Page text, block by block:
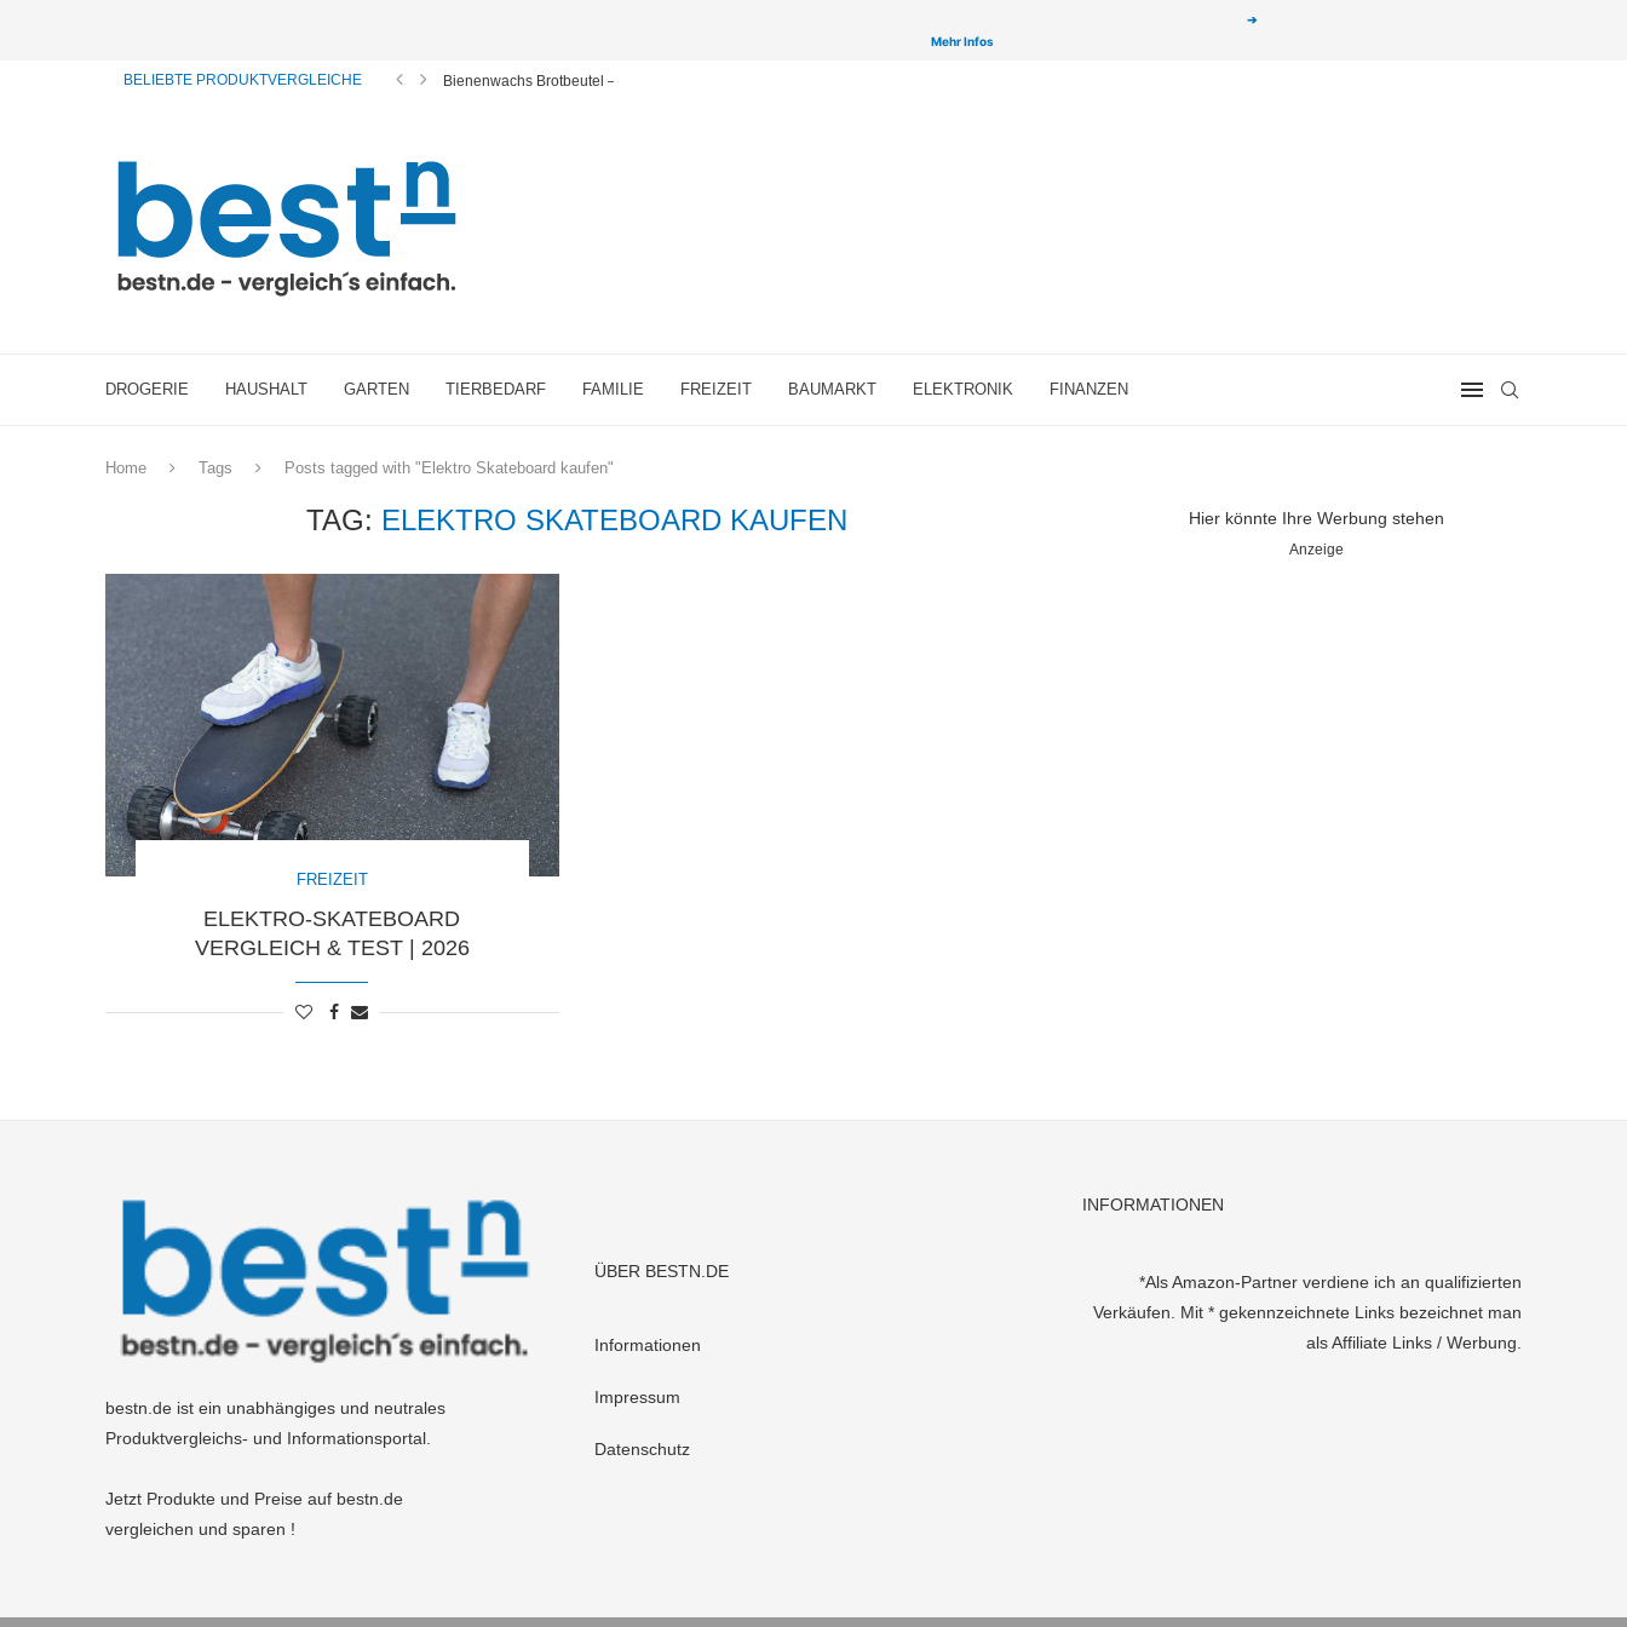
➔
Mehr Infos
BELIEBTE PRODUKTVERGLEICHE Bienenwachs Brotbeutel – große Übersicht 2026
DROGERIE HAUSHALT GARTEN TIERBEDARF FAMILIE FREIZEIT BAUMARKT ELEKTRONIK FINANZEN
Home Tags Posts tagged with "Elektro Skateboard kaufen"
TAG: ELEKTRO SKATEBOARD KAUFEN
FREIZEIT
ELEKTRO-SKATEBOARD
VERGLEICH & TEST | 2026
Hier könnte Ihre Werbung stehen
Anzeige
bestn.de ist ein unabhängiges und neutrales
Produktvergleichs- und Informationsportal.
Jetzt Produkte und Preise auf bestn.de
vergleichen und sparen !
ÜBER BESTN.DE
Informationen
Impressum
Datenschutz
INFORMATIONEN
*Als Amazon-Partner verdiene ich an qualifizierten
Verkäufen. Mit * gekennzeichnete Links bezeichnet man
als Affiliate Links / Werbung.